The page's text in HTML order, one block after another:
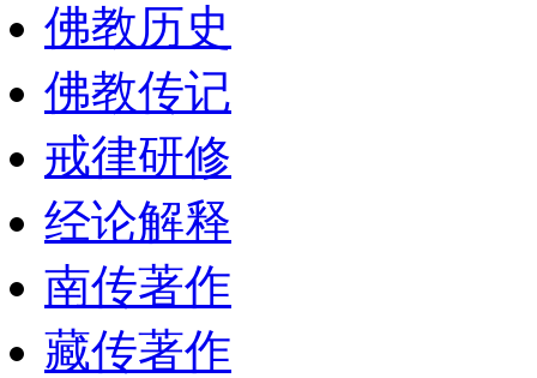
佛教历史
佛教传记
戒律研修
经论解释
南传著作
藏传著作